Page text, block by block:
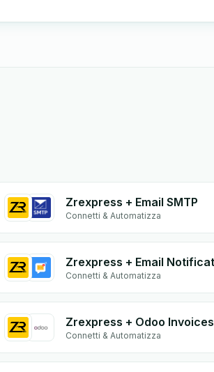
Zrexpress + Email SMTP
Connetti & Automatizza
Connetti & Automatizza
Zrexpress + Odoo Invoices
Connetti & Automatizza